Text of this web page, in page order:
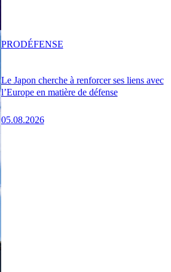
Le Japon cherche à renforcer ses liens avec
l’Europe en matière de défense
05.08.2026
PRODÉFENSE